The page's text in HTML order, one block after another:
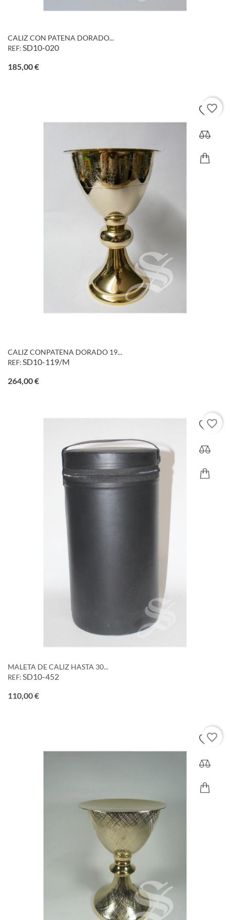
CALIZ CON PATENA DORADO...
REF:SD10-020
185,00 €Precio
CALIZ CONPATENA DORADO 19...
REF: SD10-119/M
264,00 €Precio
favorite_border
MALETA DE CALIZ HASTA 30...
REF: SD10-452
110,00 €Precio
favorite_border
favorite_border